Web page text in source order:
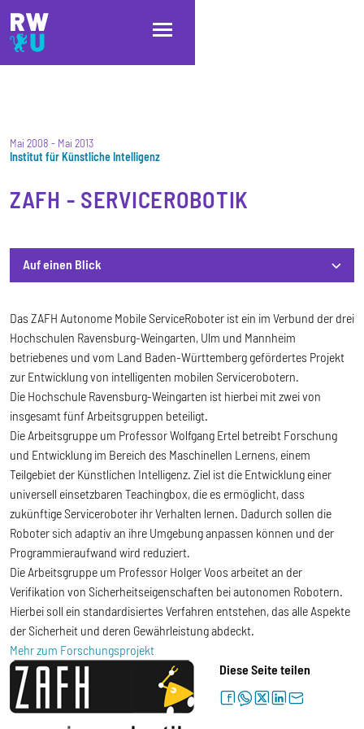
Direkt zum Inhalt
Direkt zur Hauptnavigation
Direkt zum Fußbereich
Mai 2008 - Mai 2013
Institut für Künstliche Intelligenz
ZAFH - SERVICEROBOTIK
Auf einen Blick
Auf einen Blick
Das ZAFH Autonome Mobile ServiceRoboter ist ein im Verbund der drei
Hochschulen Ravensburg-Weingarten, Ulm und Mannheim
betriebenes und vom Land Baden-Württemberg gefördertes Projekt
zur Entwicklung von intelligenten mobilen Servicerobotern.
Die Hochschule Ravensburg-Weingarten ist hierbei mit zwei von
insgesamt fünf Arbeitsgruppen beteiligt.
Die Arbeitsgruppe um Professor Wolfgang Ertel betreibt Forschung
und Entwicklung im Bereich des Maschinellen Lernens, einem
Teilgebiet der Künstlichen Intelligenz. Ziel ist die Entwicklung einer
universell einsetzbaren Teachingbox, die es ermöglicht, dass
zukünftige Serviceroboter ihr Verhalten lernen. Dadurch sollen die
Roboter sich adaptiv an ihre Umgebung anpassen können und der
Programmieraufwand wird reduziert.
Die Arbeitsgruppe um Professor Holger Voos arbeitet an der
Verifikation von Sicherheitseigenschaften bei autonomen Robotern.
Hierbei soll ein standardisiertes Verfahren entstehen, das alle Aspekte
der Sicherheit und deren Gewährleistung abdeckt.
Mehr zum Forschungsprojekt
Diese Seite teilen
facebookwhatsapptwitterlinkedinletter